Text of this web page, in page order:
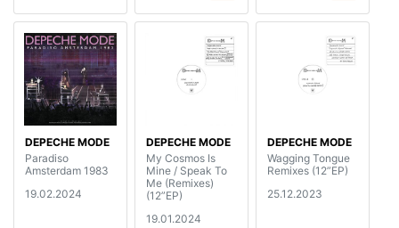
DEPECHE MODE
Paradiso
Amsterdam 1983
19.02.2024
DEPECHE MODE
My Cosmos Is
Mine / Speak To
Me (Remixes)
(12”EP)
19.01.2024
DEPECHE MODE
Wagging Tongue
Remixes (12”EP)
25.12.2023